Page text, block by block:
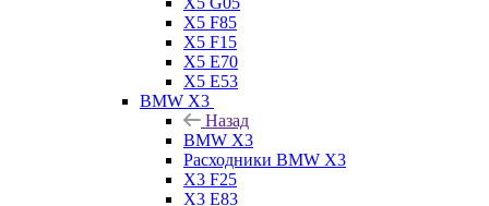
X5 F85
X5 F15
X5 E70
X5 E53
BMW X3
Назад
BMW X3
Расходники BMW X3
X3 F25
X3 E83